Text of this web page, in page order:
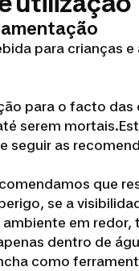
para crianças
para o facto
serem
seguir as
que
se a
em
dentro de
como